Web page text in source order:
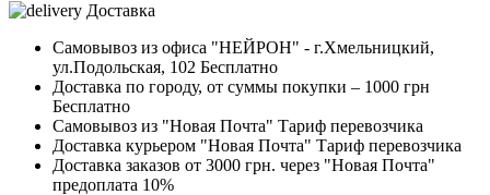
Доставка
Самовывоз из офиса "НЕЙРОН" - г.Хмельницкий,
ул.Подольская, 102 Бесплатно
Доставка по городу, от суммы покупки – 1000 грн
Бесплатно
Самовывоз из "Новая Почта" Тариф перевозчика
Доставка курьером "Новая Почта" Тариф перевозчика
Доставка заказов от 3000 грн. через "Новая Почта"
предоплата 10%